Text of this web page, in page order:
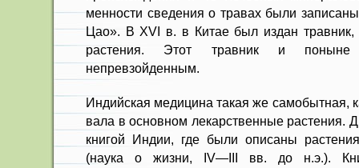
менности сведения о травах были
Цао». В XVI в. в Китае был издан травник,
растения. Этот травник и
непревзойденным.
Индийская медицина такая же са­мобытная,
вала в основном лекарственные расте­ния.
книгой Индии, где были описаны
(наука о жизни, IV—III вв. до н.э.).